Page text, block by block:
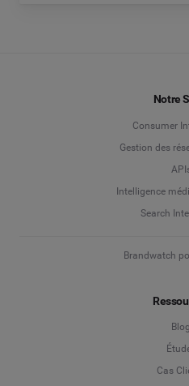
Notre
Consumer
Gestion des
Intelligence
Search
Brandwatch
Blog
Cas